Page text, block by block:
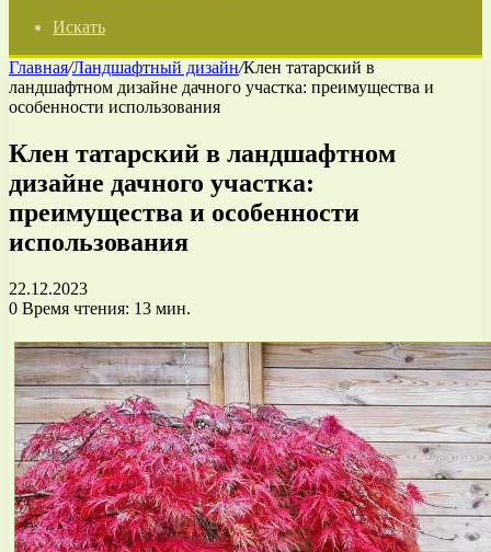
Искать
Главная/Ландшафтный дизайн/Клен татарский в
ландшафтном дизайне дачного участка: преимущества и
особенности использования
Клен татарский в ландшафтном
дизайне дачного участка:
преимущества и особенности
использования
22.12.2023
0 Время чтения: 13 мин.